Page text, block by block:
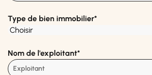
Type de bien immobilier*
Nom de l'exploitant*